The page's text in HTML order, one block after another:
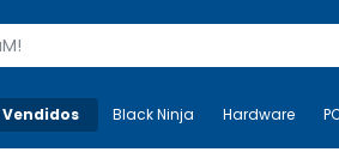
Mais-v- Black Ninja
Black Ninja Hardware